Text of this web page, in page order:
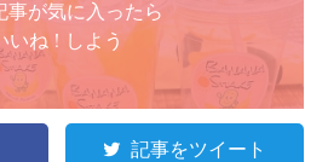
事が気に入ったら
いね ! しよう
記事をツイート